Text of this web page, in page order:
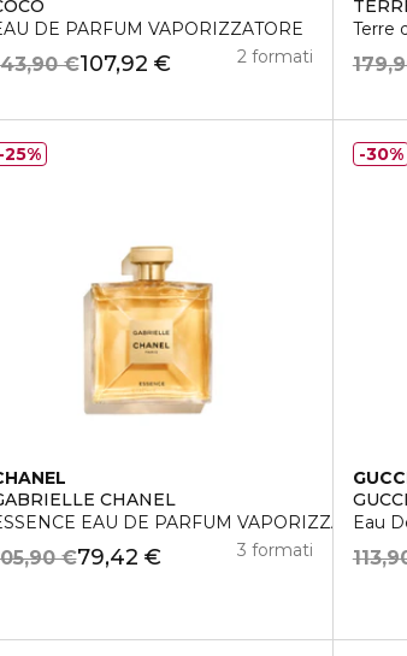
DE PARFUM VAPORIZZATORE
107,92 €
€ 2 formati
Terre
CHANEL
EAU DE PARFUM VAPORIZZATORE
79,42 €
€ 3 formati
25%
Eau
30%